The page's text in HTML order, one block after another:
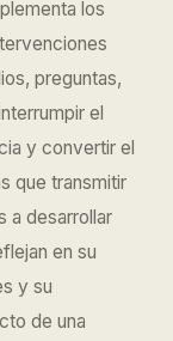
los
preguntas,
el
y convertir el
que transmitir
a desarrollar
en su
y su
de una